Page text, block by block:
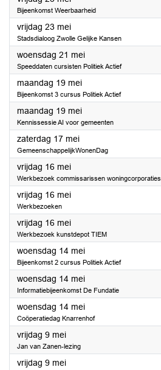
Bijeenkomst Weerbaarheid
vrijdag 23 mei2025
Stadsdialoog Zwolle Gelijke Kansen
woensdag 21 mei2025
Speeddaten cursisten Politiek Actief
maandag 19 mei2025
Bijeenkomst 3 cursus Politiek Actief
maandag 19 mei2025
Kennissessie AI voor gemeenten
zaterdag 17 mei2025
GemeenschappelijkWonenDag
vrijdag 16 mei2025
Werkbezoek commissarissen woningcorporaties
vrijdag 16 mei2025
Werkbezoeken
vrijdag 16 mei2025
Werkbezoek kunstdepot TIEM
woensdag 14 mei2025
Bijeenkomst 2 cursus Politiek Actief
woensdag 14 mei2025
Informatiebijeenkomst De Fundatie
woensdag 14 mei2025
Coöperatiedag Knarrenhof
vrijdag 9 mei2025
Jan van Zanen-lezing
vrijdag 9 mei2025